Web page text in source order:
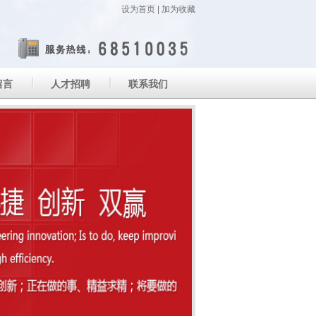
设为首页 加为收藏
言 人才招聘 联系我们